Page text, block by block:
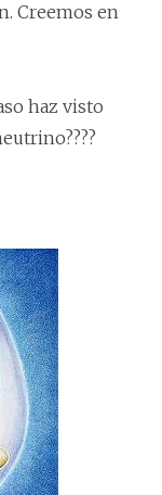
Creemos en
haz visto